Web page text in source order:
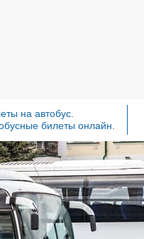
на автобус.
билеты онлайн.